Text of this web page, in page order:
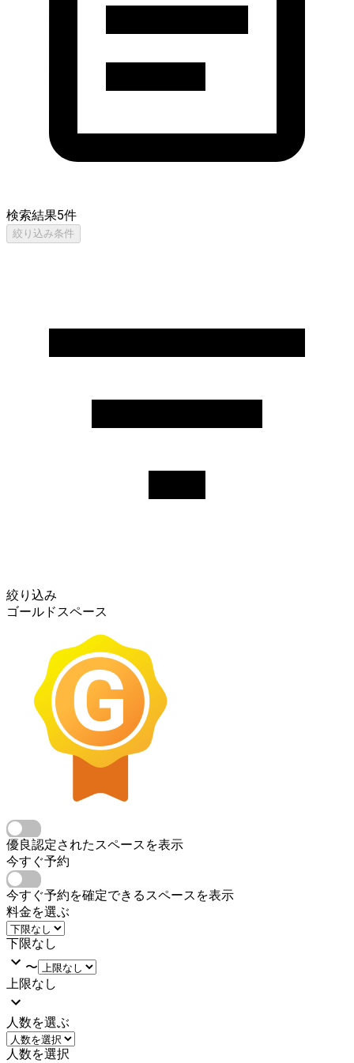
検索結果5件
絞り込み条件
絞り込み
ゴールドスペース
優良認定されたスペースを表示
今すぐ予約
今すぐ予約を確定できるスペースを表示
料金を選ぶ
下限なし
〜
上限なし
人数を選ぶ
人数を選択